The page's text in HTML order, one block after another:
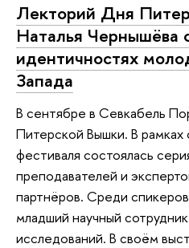
Лекторий Дня
Наталья Чернышёва
идентичностях
Запада
В сентябре в Севкабель
Питерской Вышки. В рамках
фестиваля состоялась
преподавателей и
партнёров. Среди
младший научный
исследований. В своём